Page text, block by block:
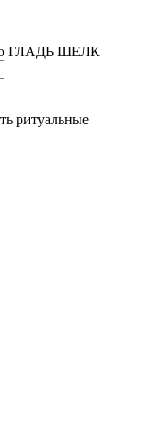
ГЛАДЬ ШЕЛК
ритуальные